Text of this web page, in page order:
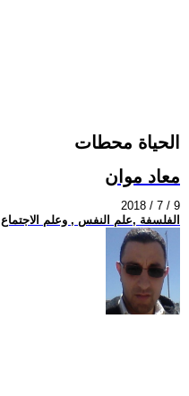
الحياة محطات
معاد موان
2018 / 7 / 9
الفلسفة ,علم النفس , وعلم الاجتماع